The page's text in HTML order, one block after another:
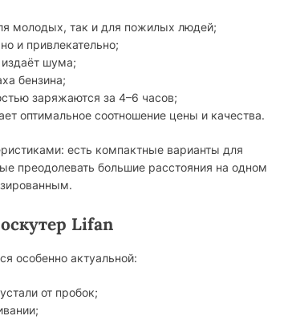
молодых, так и для пожилых людей;
и привлекательно;
шума;
бензина;
заряжаются за 4–6 часов;
оптимальное соотношение цены и качества.
есть компактные варианты для
преодолевать большие расстояния на одном
Lifan
особенно актуальной:
от пробок;